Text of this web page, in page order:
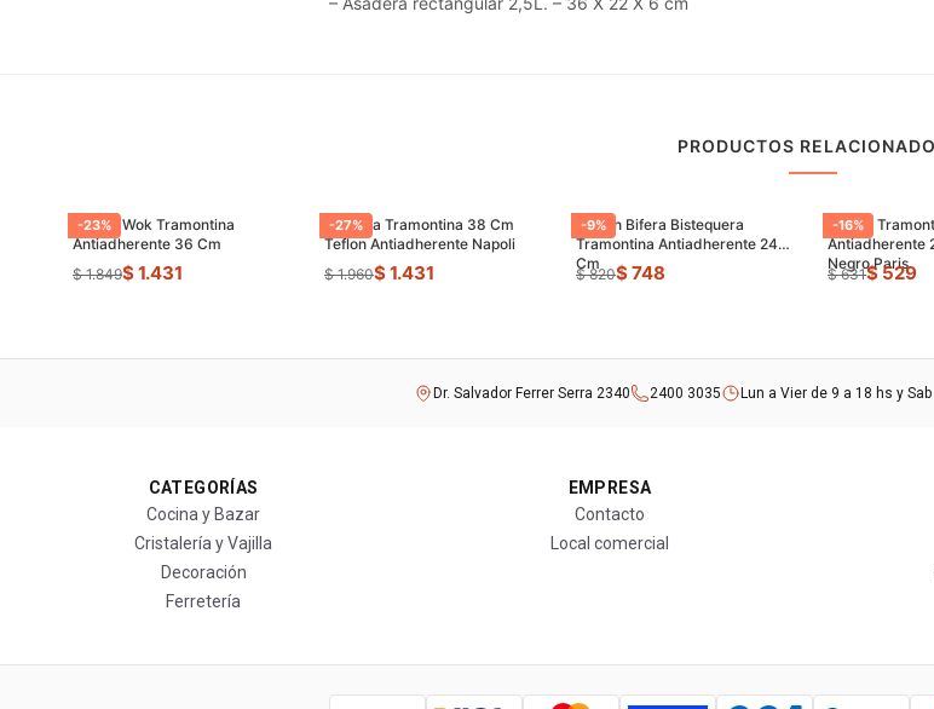
PRODUCTOS
-23%
Sarten Wok Tramontina
Antiadherente 36 Cm
$ 1.849$ 1.431
-27%
Paellera Tramontina 38 Cm
Teflon Antiadherente Napoli
$ 1.960$ 1.431
-9%
Sarten Bifera Bistequera
Tramontina Antiadherente 24
Cm
$ 820$ 748
-16%
Sarten
Antiadherente
Negro Paris
$ 631$ 529
Dr. Salvador Ferrer Serra 2340 2400 3035 Lun a Vier de 9 a 18 hs y
CATEGORÍAS
Cocina y Bazar
Cristalería y Vajilla
Decoración
Ferretería
EMPRESA
Contacto
Local comercial